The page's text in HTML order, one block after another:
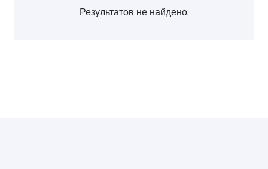
Результатов не найдено.